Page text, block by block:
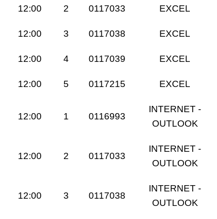
12:00 2 0117033 EXCEL
12:00 3 0117038 EXCEL
12:00 4 0117039 EXCEL
12:00 5 0117215 EXCEL
12:00 1 0116993
INTERNET -
OUTLOOK
12:00 2 0117033
INTERNET -
OUTLOOK
12:00 3 0117038
INTERNET -
OUTLOOK